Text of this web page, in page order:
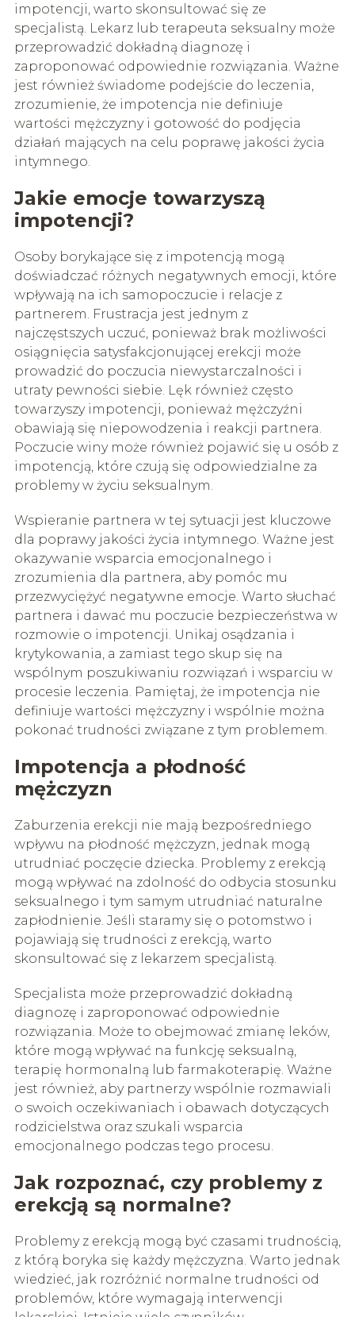
impotencji, warto skonsultować się ze
specjalistą. Lekarz lub terapeuta seksualny może
przeprowadzić dokładną diagnozę i
zaproponować odpowiednie rozwiązania. Ważne
jest również świadome podejście do leczenia,
zrozumienie, że impotencja nie definiuje
wartości mężczyzny i gotowość do podjęcia
działań mających na celu poprawę jakości życia
intymnego.
Jakie emocje towarzyszą
impotencji?
Osoby borykające się z impotencją mogą
doświadczać różnych negatywnych emocji, które
wpływają na ich samopoczucie i relacje z
partnerem. Frustracja jest jednym z
najczęstszych uczuć, ponieważ brak możliwości
osiągnięcia satysfakcjonującej erekcji może
prowadzić do poczucia niewystarczalności i
utraty pewności siebie. Lęk również często
towarzyszy impotencji, ponieważ mężczyźni
obawiają się niepowodzenia i reakcji partnera.
Poczucie winy może również pojawić się u osób z
impotencją, które czują się odpowiedzialne za
problemy w życiu seksualnym.
Wspieranie partnera w tej sytuacji jest kluczowe
dla poprawy jakości życia intymnego. Ważne jest
okazywanie wsparcia emocjonalnego i
zrozumienia dla partnera, aby pomóc mu
przezwyciężyć negatywne emocje. Warto słuchać
partnera i dawać mu poczucie bezpieczeństwa w
rozmowie o impotencji. Unikaj osądzania i
krytykowania, a zamiast tego skup się na
wspólnym poszukiwaniu rozwiązań i wsparciu w
procesie leczenia. Pamiętaj, że impotencja nie
definiuje wartości mężczyzny i wspólnie można
pokonać trudności związane z tym problemem.
Impotencja a płodność
mężczyzn
Zaburzenia erekcji nie mają bezpośredniego
wpływu na płodność mężczyzn, jednak mogą
utrudniać poczęcie dziecka. Problemy z erekcją
mogą wpływać na zdolność do odbycia stosunku
seksualnego i tym samym utrudniać naturalne
zapłodnienie. Jeśli staramy się o potomstwo i
pojawiają się trudności z erekcją, warto
skonsultować się z lekarzem specjalistą.
Specjalista może przeprowadzić dokładną
diagnozę i zaproponować odpowiednie
rozwiązania. Może to obejmować zmianę leków,
które mogą wpływać na funkcję seksualną,
terapię hormonalną lub farmakoterapię. Ważne
jest również, aby partnerzy wspólnie rozmawiali
o swoich oczekiwaniach i obawach dotyczących
rodzicielstwa oraz szukali wsparcia
emocjonalnego podczas tego procesu.
Jak rozpoznać, czy problemy z
erekcją są normalne?
Problemy z erekcją mogą być czasami trudnością,
z którą boryka się każdy mężczyzna. Warto jednak
wiedzieć, jak rozróżnić normalne trudności od
problemów, które wymagają interwencji